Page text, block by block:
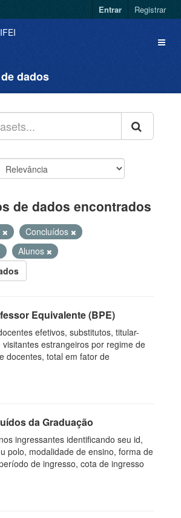
Entrar Registrar
dados
de dados encontrados
Concluídos
Alunos
Equivalente (BPE)
efetivos, substitutos, titular-
visitantes estrangeiros por regime de
docentes, total em fator de
da Graduação
ingressantes identificando seu id,
polo, modalidade de ensino, forma de
de ingresso, cota de ingresso